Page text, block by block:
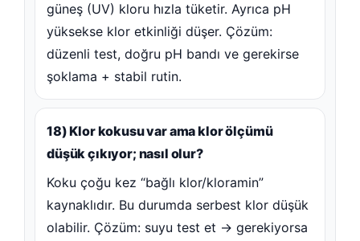
güneş (UV) kloru hızla tüketir. Ayrıca pH
yüksekse klor etkinliği düşer. Çözüm:
düzenli test, doğru pH bandı ve gerekirse
şoklama + stabil rutin.
18) Klor kokusu var ama klor ölçümü
düşük çıkıyor; nasıl olur?
Koku çoğu kez “bağlı klor/kloramin”
kaynaklıdır. Bu durumda serbest klor düşük
olabilir. Çözüm: suyu test et → gerekiyorsa